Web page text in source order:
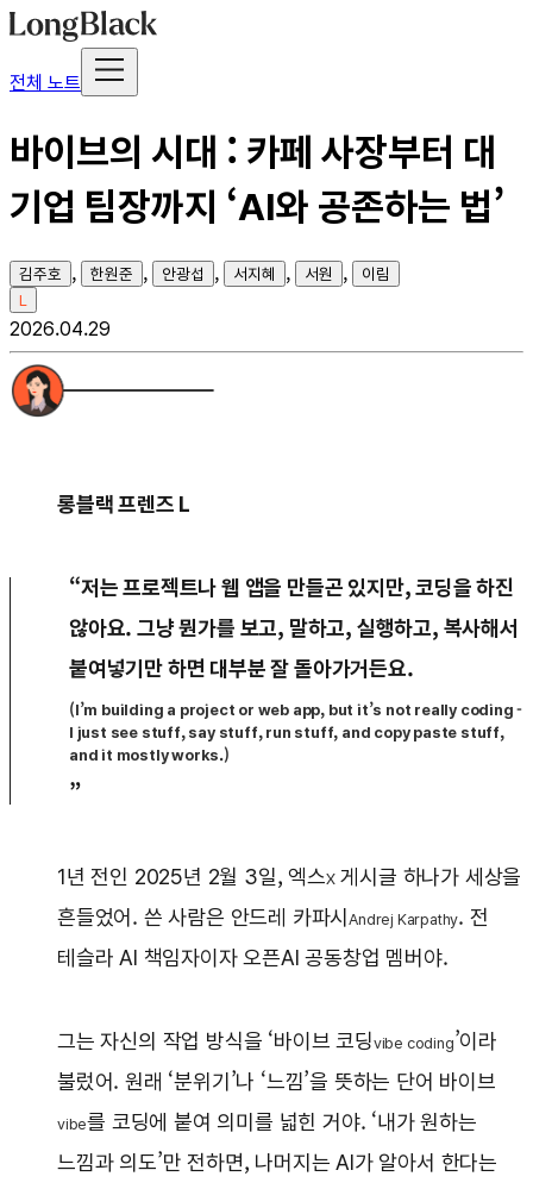
전체 노트
바이브의 시대 : 카페 사장부터 대
기업 팀장까지 ‘AI와 공존하는 법’
김주호 , 한원준 , 안광섭 , 서지혜 , 서원 ,
이림
L
2026.04.29
롱블랙 프렌즈 L
“저는 프로젝트나 웹 앱을 만들곤 있지만, 코딩을 하진
않아요. 그냥 뭔가를 보고, 말하고, 실행하고, 복사해서
붙여넣기만 하면 대부분 잘 돌아가거든요.
(I’m building a project or web app, but it’s not really coding -
I just see stuff, say stuff, run stuff, and copy paste stuff,
and it mostly works.)
”
1년 전인 2025년 2월 3일, 엑스X게시글 하나가 세상을
흔들었어. 쓴 사람은 안드레 카파시Andrej Karpathy. 전
테슬라 AI 책임자이자 오픈AI 공동창업 멤버야.
그는 자신의 작업 방식을 ‘바이브 코딩vibe coding’이라
불렀어. 원래 ‘분위기’나 ‘느낌’을 뜻하는 단어 바이브
vibe를 코딩에 붙여 의미를 넓힌 거야. ‘내가 원하는
느낌과 의도’만 전하면, 나머지는 AI가 알아서 한다는